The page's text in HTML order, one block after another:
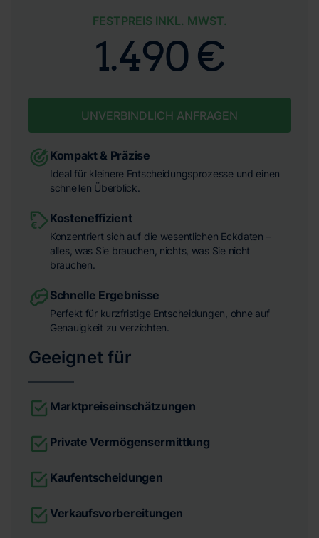
FESTPREIS INKL. MWST.
1.490 €
UNVERBINDLICH ANFRAGEN
Kompakt & Präzise
Ideal für kleinere Entscheidungsprozesse und einen
schnellen Überblick.
Kosteneffizient
Konzentriert sich auf die wesentlichen Eckdaten –
alles, was Sie brauchen, nichts, was Sie nicht
brauchen.
Schnelle Ergebnisse
Perfekt für kurzfristige Entscheidungen, ohne auf
Genauigkeit zu verzichten.
Geeignet für
Marktpreiseinschätzungen
Private Vermögensermittlung
Kaufentscheidungen
Verkaufsvorbereitungen